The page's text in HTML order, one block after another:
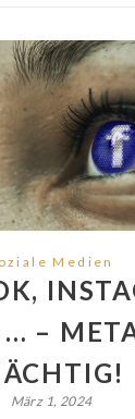
Medien
–
März 1, 2024